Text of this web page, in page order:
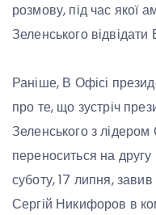
розмову, під час якої
Зеленського
Раніше, В Офісі
про те, що зустріч
Зеленського з
переноситься на
суботу, 17 липня,
Сергій Никифоров в